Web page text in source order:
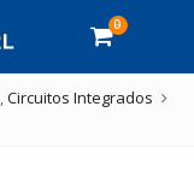
0
,Circuitos Integrados